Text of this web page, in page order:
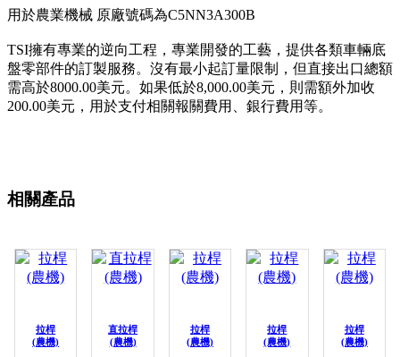
用於農業機械 原廠號碼為C5NN3A300B
TSI擁有專業的逆向工程，專業開發的工藝，提供各類車輛底
盤零部件的訂製服務。沒有最小起訂量限制，但直接出口總額
需高於8000.00美元。如果低於8,000.00美元，則需額外加收
200.00美元，用於支付相關報關費用、銀行費用等。
相關產品
拉桿
(農機)
直拉桿
(農機)
拉桿
(農機)
拉桿
(農機)
拉桿
(農機)